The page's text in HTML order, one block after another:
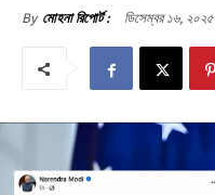
By মোহনা রিপোর্ট : ডিসেম্বর ১৬, ২০২৫